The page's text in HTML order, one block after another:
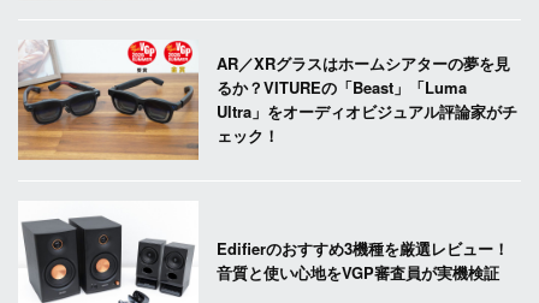
AR／XRグラスはホームシアターの夢を見
るか？VITUREの「Beast」「Luma
Ultra」をオーディオビジュアル評論家がチ
ェック！
Edifierのおすすめ3機種を厳選レビュー！
音質と使い心地をVGP審査員が実機検証